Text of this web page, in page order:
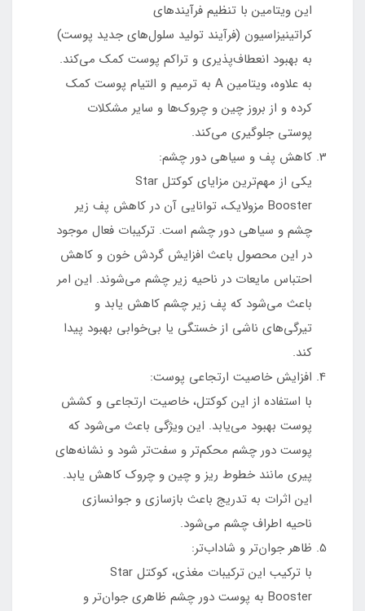
این ویتامین با تنظیم فرآیندهای
کراتینیزاسیون (فرآیند تولید سلول‌های جدید پوست)
به بهبود انعطاف‌پذیری و تراکم پوست کمک می‌کند.
به علاوه، ویتامین A به ترمیم و التیام پوست کمک
کرده و از بروز چین و چروک‌ها و سایر مشکلات
پوستی جلوگیری می‌کند.
کاهش پف و سیاهی دور چشم:
یکی از مهم‌ترین مزایای کوکتل Star
Booster مزولایک، توانایی آن در کاهش پف زیر
چشم و سیاهی دور چشم است. ترکیبات فعال موجود
در این محصول باعث افزایش گردش خون و کاهش
احتباس مایعات در ناحیه زیر چشم می‌شوند. این امر
باعث می‌شود که پف زیر چشم کاهش یابد و
تیرگی‌های ناشی از خستگی یا بی‌خوابی بهبود پیدا
کند.
افزایش خاصیت ارتجاعی پوست:
با استفاده از این کوکتل، خاصیت ارتجاعی و کشش
پوست بهبود می‌یابد. این ویژگی باعث می‌شود که
پوست دور چشم محکم‌تر و سفت‌تر شود و نشانه‌های
پیری مانند خطوط ریز و چین و چروک کاهش یابد.
این اثرات به تدریج باعث بازسازی و جوانسازی
ناحیه اطراف چشم می‌شود.
ظاهر جوان‌تر و شاداب‌تر:
با ترکیب این ترکیبات مغذی، کوکتل Star
Booster به پوست دور چشم ظاهری جوان‌تر و